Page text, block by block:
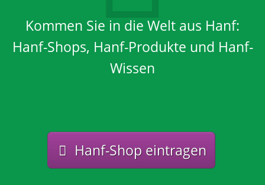
Kommen Sie in die Welt aus Hanf:
Hanf-Shops, Hanf-Produkte und Hanf-
Wissen
Hanf-Shop eintragen